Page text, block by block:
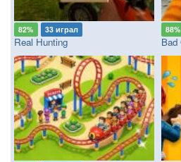
82% 33 играл
Real Hunting
88%